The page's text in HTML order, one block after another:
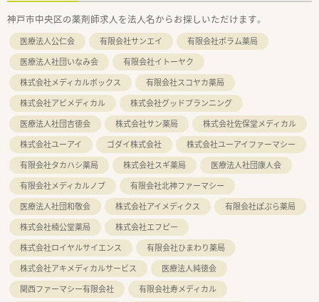
神戸市中央区の薬剤師求人を法人名からお探しいただけます。
医療法人公仁会 有限会社サンエイ
有限会社ポラム薬局
医療法人社団いなみ会
有限会社イトーヤク
株式会社メディカルボックス
有限会社スコヤカ薬局
株式会社アビメディカル
株式会社グッドプランニング
医療法人社団吉徳会
株式会社サン薬局
株式会社佐保堂メディカル
株式会社ユーアイ
ゴダイ株式会社
株式会社ユーアイファーマシー
有限会社タカハシ薬局
株式会社スギ薬局
医療法人社団康人会
有限会社メディカルノブ
有限会社北神ファーマシー
医療法人社団和敬会
株式会社アイメディクス
有限会社ぽぷら薬局
株式会社楠公堂薬局
株式会社エフピー
株式会社ロイヤルサイエンス
有限会社ひまわり薬局
株式会社アキメディカルサービス
医療法人純徳会
関西ファーマシー有限会社
有限会社寿メディカル